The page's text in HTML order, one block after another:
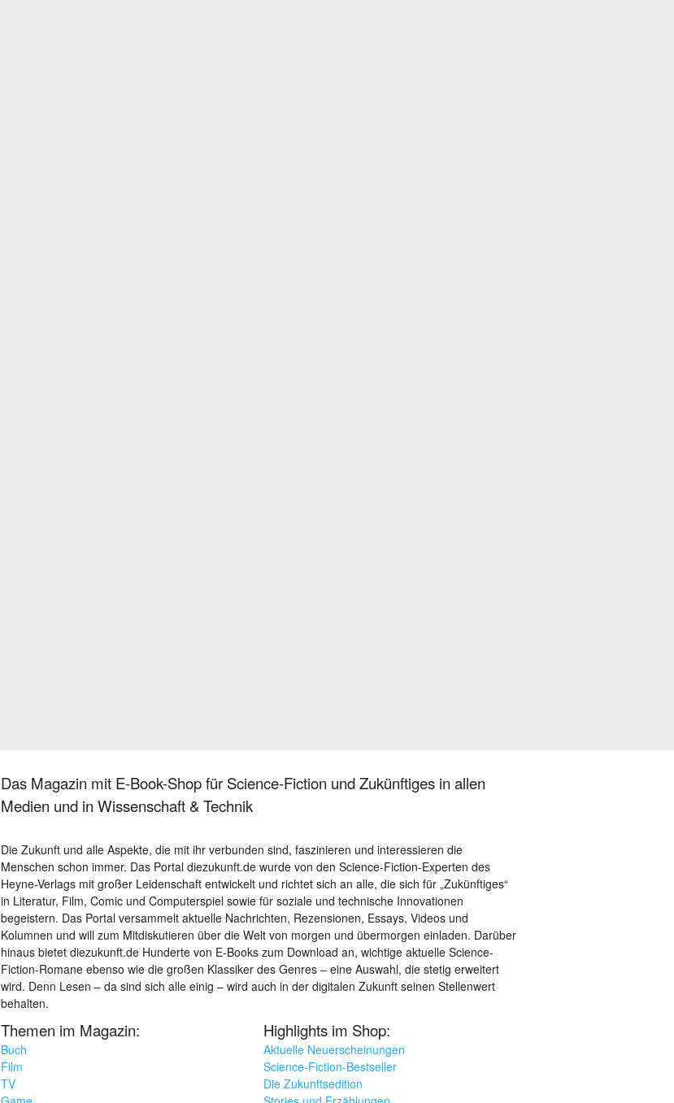
Das Magazin mit E-Book-Shop für Science-Fiction und Zukünftiges in allen
Medien und in Wissenschaft & Technik
Die Zukunft und alle Aspekte, die mit ihr verbunden sind, faszinieren und interessieren die
Menschen schon immer. Das Portal diezukunft.de wurde von den Science-Fiction-Experten des
Heyne-Verlags mit großer Leidenschaft entwickelt und richtet sich an alle, die sich für „Zukünftiges“
in Literatur, Film, Comic und Computerspiel sowie für soziale und technische Innovationen
begeistern. Das Portal versammelt aktuelle Nachrichten, Rezensionen, Essays, Videos und
Kolumnen und will zum Mitdiskutieren über die Welt von morgen und übermorgen einladen. Darüber
hinaus bietet diezukunft.de Hunderte von E-Books zum Download an, wichtige aktuelle Science-
Fiction-Romane ebenso wie die großen Klassiker des Genres – eine Auswahl, die stetig erweitert
wird. Denn Lesen – da sind sich alle einig – wird auch in der digitalen Zukunft seinen Stellenwert
behalten.
Themen im Magazin:
Buch
Film
TV
Highlights im Shop:
Aktuelle Neuerscheinungen
Science-Fiction-Bestseller
Die Zukunftsedition